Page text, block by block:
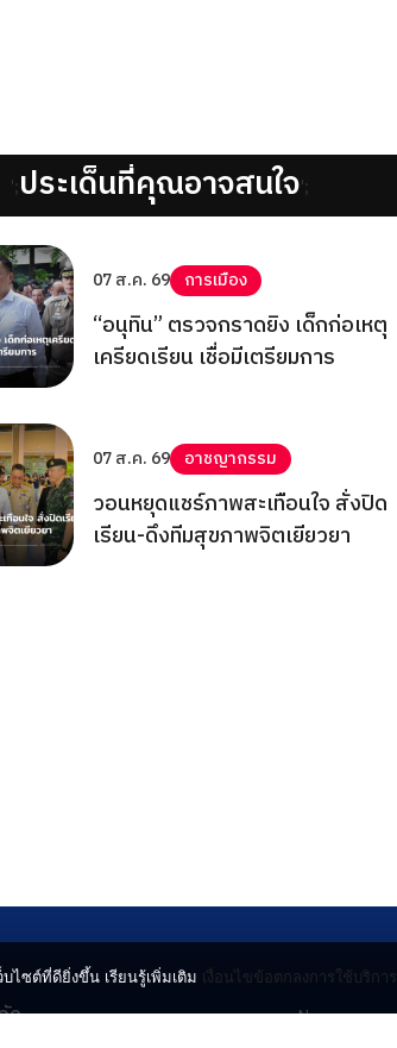
';ประเด็นที่คุณอาจสนใจ';
07 ส.ค. 69 การเมือง
“อนุทิน” ตรวจกราดยิง เด็กก่อเหตุ
เครียดเรียน เชื่อมีเตรียมการ
07 ส.ค. 69 อาชญากรรม
วอนหยุดแชร์ภาพสะเทือนใจ สั่งปิด
เรียน-ดึงทีมสุขภาพจิตเยียวยา
ด
News
ไซต์ที่ดียิ่งขึ้น เรียนรู้เพิ่มเติม เงื่อนไขข้อตกลงการใช้บริการ